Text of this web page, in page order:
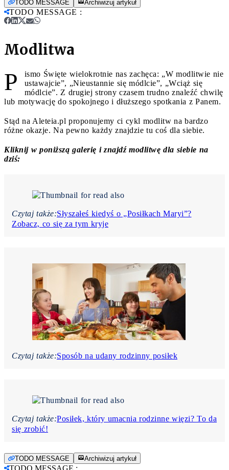
TODO MESSAGE Archiwizuj artykuł
TODO MESSAGE :
Modlitwa
P
ismo Święte wielokrotnie nas zachęca: „W modlitwie nie
ustawajcie”, „Nieustannie się módlcie”, „Wciąż się
módlcie”. Z drugiej strony czasem trudno znaleźć chwilę
lub motywację do spokojnego i dłuższego spotkania z Panem.
Stąd na Aleteia.pl proponujemy ci cykl modlitw na bardzo
różne okazje. Na pewno każdy znajdzie tu coś dla siebie.
Kliknij w poniższą galerię i znajdź modlitwę dla siebie na
dziś:
Czytaj także:Słyszałeś kiedyś o „Posiłkach Maryi”?
Zobacz, co się za tym kryje
Czytaj także:Sposób na udany rodzinny posiłek
Czytaj także:Posiłek, który umacnia rodzinne więzi? To da
się zrobić!
TODO MESSAGE Archiwizuj artykuł
TODO MESSAGE :